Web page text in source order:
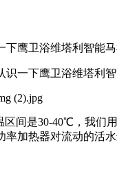
鹰卫浴维塔利智能马
一下鹰卫浴维塔利智
是30-40℃，我们用
加热器对流动的活